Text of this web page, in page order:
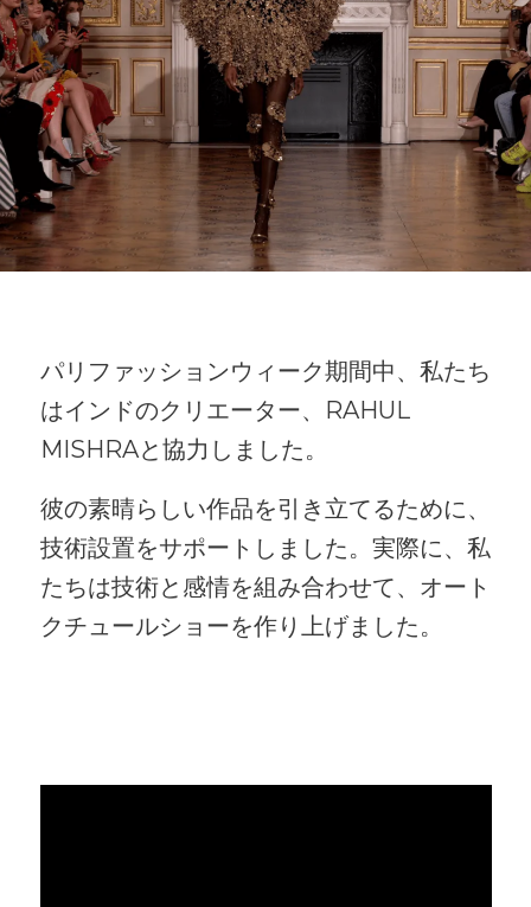
パリファッションウィーク期間中、私たち
はインドのクリエーター、RAHUL
MISHRAと協力しました。
彼の素晴らしい作品を引き立てるために、
技術設置をサポートしました。実際に、私
たちは技術と感情を組み合わせて、オート
クチュールショーを作り上げました。